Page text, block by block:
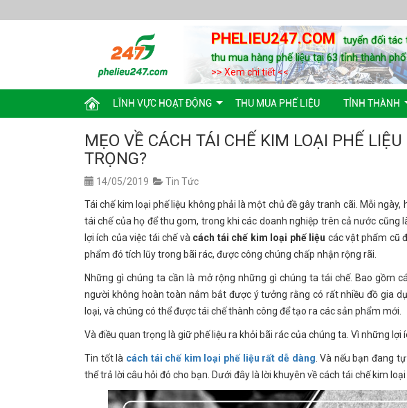
PHELIEU247.COM
tuyển đối tác
thu mua hàng phế liệu tại 63 tỉnh thành phố
>> Xem chi tiết <<
LĨNH VỰC HOẠT ĐỘNG THU MUA PHẾ LIỆU TỈNH THÀNH
MẸO VỀ CÁCH TÁI CHẾ KIM LOẠI PHẾ
TRỌNG?
14/05/2019 Tin Tức
Tái chế kim loại phế liệu không phải là một chủ đề gây tranh cãi. Mỗi
tái chế của họ để thu gom, trong khi các doanh nghiệp trên cả nước cũng
lợi ích của việc tái chế và cách tái chế kim loại phế liệu các vật phẩm cũ
phẩm đó tích lũy trong bãi rác, được công chúng chấp nhận rộng rãi.
Những gì chúng ta cần là mở rộng những gì chúng ta tái chế. Bao gồm
người không hoàn toàn nắm bắt được ý tưởng rằng có rất nhiều đồ gia
loại, và chúng có thể được tái chế thành công để tạo ra các sản phẩm mới.
Và điều quan trọng là giữ phế liệu ra khỏi bãi rác của chúng ta. Vì những
Tin tốt là cách tái chế kim loại phế liệu rất dễ dàng . Và nếu bạn đang
thể trả lời câu hỏi đó cho bạn. Dưới đây là lời khuyên về cách tái chế kim loại